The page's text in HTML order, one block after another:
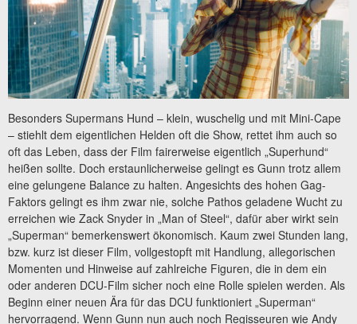
Besonders Supermans Hund – klein, wuschelig und mit Mini-Cape
– stiehlt dem eigentlichen Helden oft die Show, rettet ihm auch so
oft das Leben, dass der Film fairerweise eigentlich „Superhund“
heißen sollte. Doch erstaunlicherweise gelingt es Gunn trotz allem
eine gelungene Balance zu halten. Angesichts des hohen Gag-
Faktors gelingt es ihm zwar nie, solche Pathos geladene Wucht zu
erreichen wie Zack Snyder in „Man of Steel“, dafür aber wirkt sein
„Superman“ bemerkenswert ökonomisch. Kaum zwei Stunden lang,
bzw. kurz ist dieser Film, vollgestopft mit Handlung, allegorischen
Momenten und Hinweise auf zahlreiche Figuren, die in dem ein
oder anderen DCU-Film sicher noch eine Rolle spielen werden. Als
Beginn einer neuen Ära für das DCU funktioniert „Superman“
hervorragend. Wenn Gunn nun auch noch Regisseuren wie Andy